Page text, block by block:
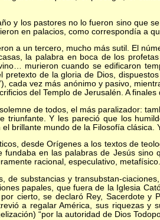
y los pastores no lo fueron sino que
en palacios, como correspondía a
a un tercero, mucho más sutil. El
la palabra en boca de los
murieron cuando se edificaron
pretexto de la gloria de Dios,
cada vez más anónimo y pasivo,
del Templo de Jerusalén. A
de todos, el más paralizador:
triunfante. Y les pareció que los
brillante mundo de la Filosofía clásica.
desde Orígenes a los textos de
en las palabras de Jesús sino
racional, especulativo, metafísico.
substancias y transubstan-ciaciones,
papales, que fuera de la Iglesia
cierto, se declaró Rey, Sacerdote y
a regalar América, sus riquezas y
“por la autoridad de Dios